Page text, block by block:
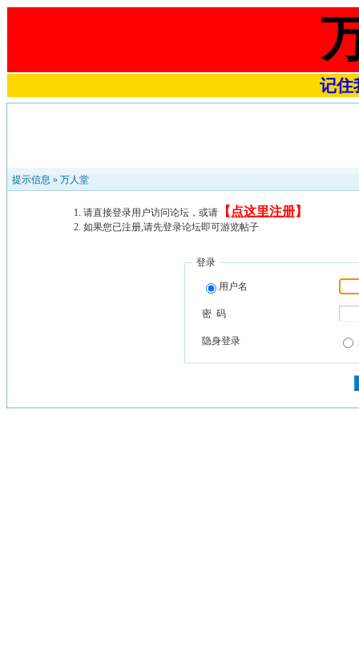
记住
提示信息 » 万人堂
请直接登录用户访问论坛，或请 【 点这里注册】
如果您已注册,请先登录论坛即可游览帖子
登录
用户名
密 码
隐身登录